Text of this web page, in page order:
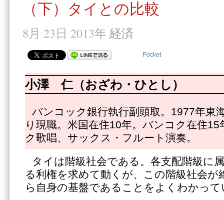
（下）タイとの比較
8月 23日 2013年 経済
Pocket
小澤 仁（おざわ・ひとし）
バンコック銀行執行副頭取。1977年東
り現職。米国在住10年。バンコク在住
ク歌唱、サックス・フルート演奏。
タイは階級社会である。各支配階級に
る利権を求めて動くが、この階級社会が
ら自身の基盤であることをよくわかって